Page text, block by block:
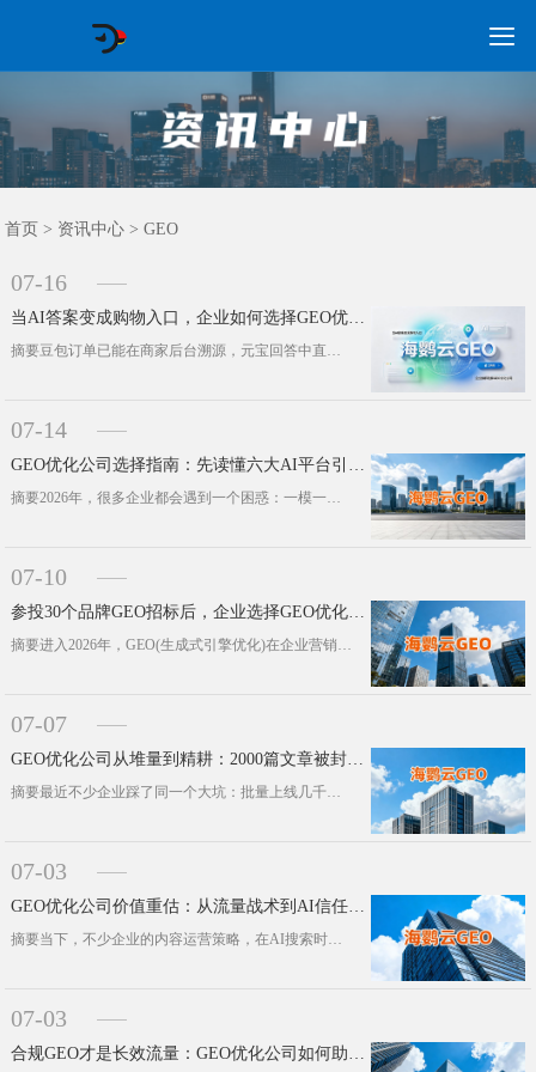

首页
GEO常见问题
GEO优化
海外GEO
网络营销
企业培训
软件开发
政策申报
资讯中心
关于我们
首页 > 资讯中心 >GEO
07-16
当AI答案变成购物入口，企业如何选择GEO优化公司?
摘要豆包订单已能在商家后台溯源，元宝回答中直接嵌入京东商品卡。这两个信号表明，AI推荐正从信息层面延伸至交易层面。对企业而言，···
07-14
GEO优化公司选择指南：先读懂六大AI平台引用逻辑
摘要2026年，很多企业都会遇到一个困惑：一模一样的一篇内容，发到豆包、DeepSeek、Kimi这些主流AI平台，最终的引用···
07-10
参投30个品牌GEO招标后，企业选择GEO优化公司3个关键趋势
摘要进入2026年，GEO(生成式引擎优化)在企业营销预算体系里的权重，发生了实打实的质变。本文通过观察近30个主流品牌的招标···
07-07
GEO优化公司从堆量到精耕：2000篇文章被封号背后的生存法则
摘要最近不少企业踩了同一个大坑：批量上线几千篇GEO内容后，账号直接被封，品牌在AI平台上的曝光度瞬间归零、断崖下跌。本文就掰···
07-03
GEO优化公司价值重估：从流量战术到AI信任资产的正规军路径
摘要当下，不少企业的内容运营策略，在AI搜索时代彻底失灵。本文针对这一普遍行业难题，深度拆解了传统靠堆量的GEO优化模式彻底失···
07-03
合规GEO才是长效流量：GEO优化公司如何助企业无风险获客